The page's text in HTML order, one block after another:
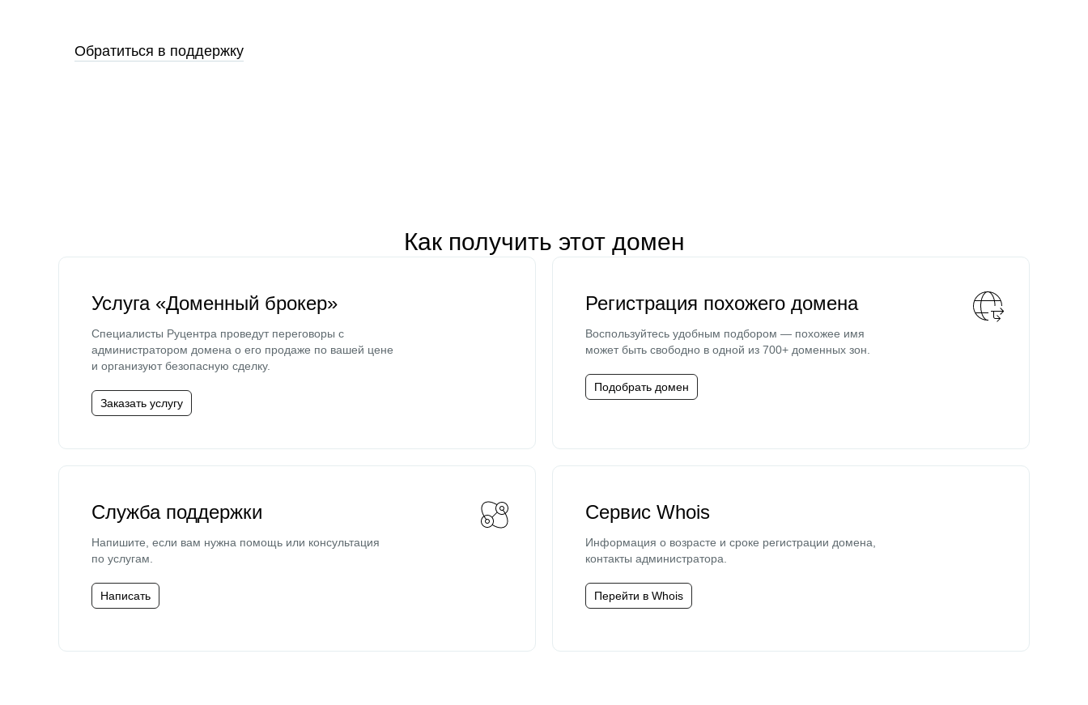
Обратиться в поддержку
Как получить этот домен
Услуга «Доменный брокер»
Специалисты Руцентра проведут переговоры с
администратором домена о его продаже по вашей цене
и организуют безопасную сделку.
Заказать услугу
Регистрация похожего домена
Воспользуйтесь удобным подбором — похожее имя
может быть свободно в одной из 700+ доменных зон.
Подобрать домен
Служба поддержки
Напишите, если вам нужна помощь или консультация
по услугам.
Написать
Сервис Whois
Информация о возрасте и сроке регистрации домена,
контакты администратора.
Перейти в Whois